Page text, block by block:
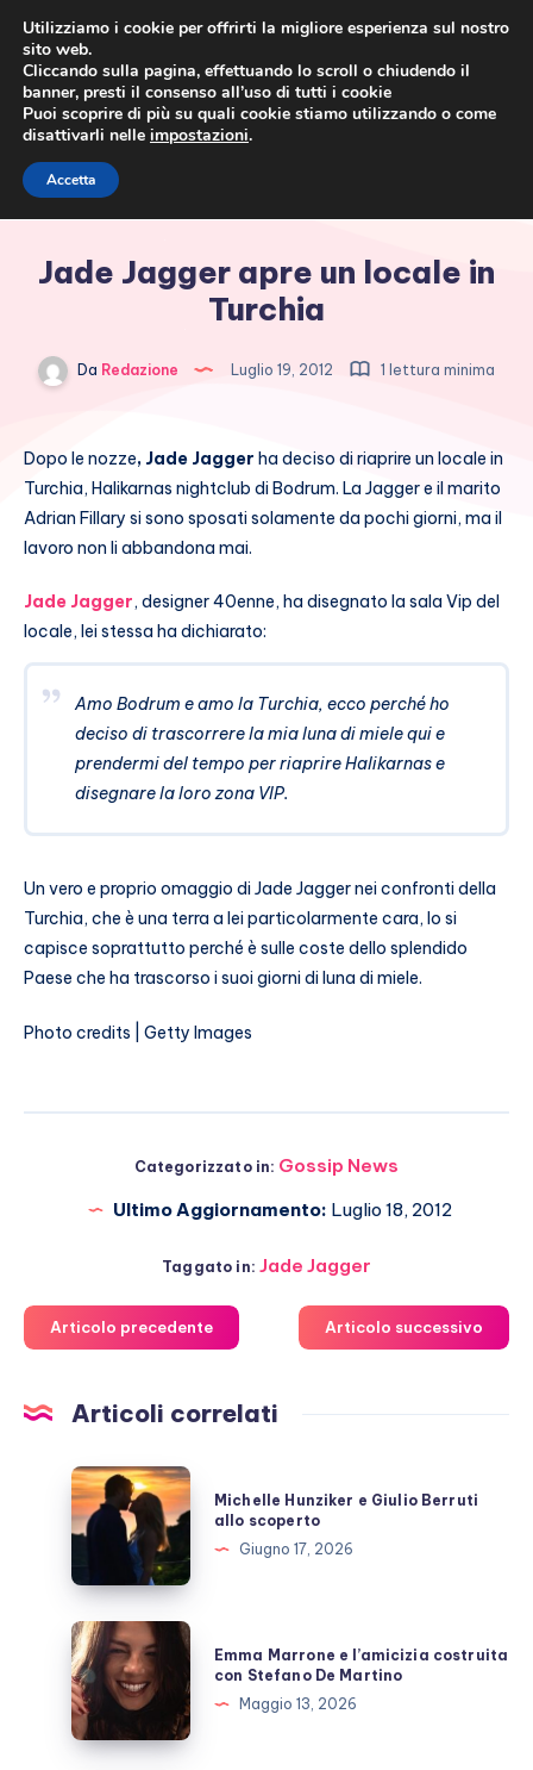
Jade Jagger apre un locale in
Turchia
Da Redazione Luglio 19, 2012 1 lettura minima
Dopo le nozze, Jade Jagger ha deciso di riaprire un locale in
Turchia, Halikarnas nightclub di Bodrum. La Jagger e il marito
Adrian Fillary si sono sposati solamente da pochi giorni, ma il
lavoro non li abbandona mai.
Jade Jagger, designer 40enne, ha disegnato la sala Vip del
locale, lei stessa ha dichiarato:
Amo Bodrum e amo la Turchia, ecco perché ho
deciso di trascorrere la mia luna di miele qui e
prendermi del tempo per riaprire Halikarnas e
disegnare la loro zona VIP.
Un vero e proprio omaggio di Jade Jagger nei confronti della
Turchia, che è una terra a lei particolarmente cara, lo si
capisce soprattutto perché è sulle coste dello splendido
Paese che ha trascorso i suoi giorni di luna di miele.
Photo credits | Getty Images
Categorizzato in: Gossip News
Ultimo Aggiornamento: Luglio 18, 2012
Taggato in: Jade Jagger
Articolo precedente Articolo successivo
Articoli correlati
Michelle
Hunziker
e
Berruti
allo
scoperto
Michelle Hunziker e Giulio Berruti
allo scoperto
Giugno 17, 2026
Emma
Marrone
e
l’amicizia
costruita
Emma Marrone e l’amicizia costruita
con Stefano De Martino
Maggio 13, 2026
Utilizziamo i cookie per offrirti la migliore esperienza sul nostro
sito web.
Cliccando sulla pagina, effettuando lo scroll o chiudendo il
banner, presti il consenso all’uso di tutti i cookie
Puoi scoprire di più su quali cookie stiamo utilizzando o come
disattivarli nelle impostazioni.
Accetta